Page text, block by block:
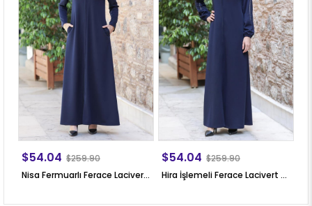
Nisa Fermuarlı Ferace Lacivert SN58
$54.04 $259.90
Hira İşlemeli Ferace Lacivert SN56
$54.04 $259.90